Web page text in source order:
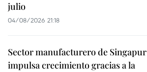
julio
04/08/2026 21:18
Sector manufacturero de Singapur
impulsa crecimiento gracias a la